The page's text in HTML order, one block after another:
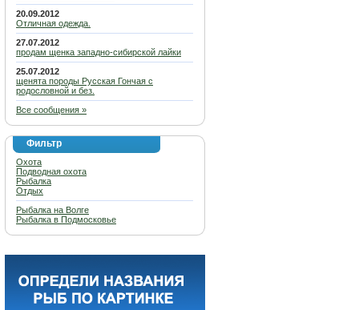
20.09.2012
Отличная одежда.
27.07.2012
продам щенка западно-сибирской лайки
25.07.2012
щенята породы Русская Гончая с
родословной и без.
Все сообщения »
Фильтр
Охота
Подводная охота
Рыбалка
Отдых
Рыбалка на Волге
Рыбалка в Подмосковье